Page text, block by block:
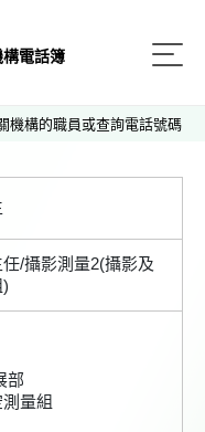
電話簿
機構的職員或查詢電話號碼
/攝影測量2(攝影及
部
量組